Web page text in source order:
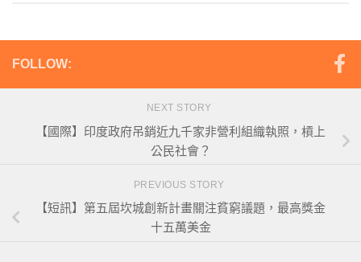
FOLLOW:
NEXT STORY
【國際】印度政府吊銷近九千家非營利組織執照，槓上
公民社會？
PREVIOUS STORY
【短訊】第五屆坎城創新計畫關注貧窮議題，最高獎金
十五萬美金